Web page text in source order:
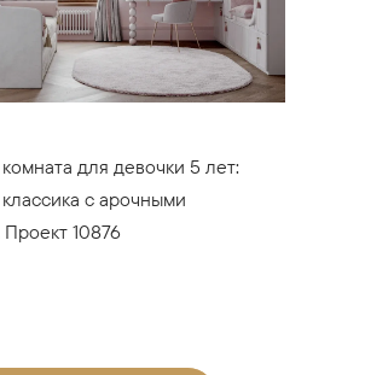
для девочки 5 лет:
с арочными
10876